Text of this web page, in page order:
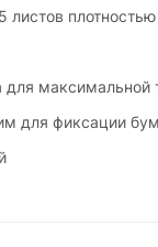
листов
для максимальной
для фиксации